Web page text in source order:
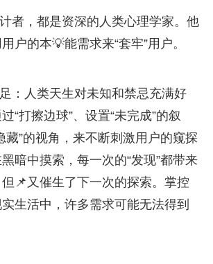
者，都是资深的人类心理学家。他
户的本💡能需求来“套牢”用户。
：人类天生对未知和禁忌充满好
“打擦边球”、设置“未完成”的叙
藏”的视角，来不断刺激用户的窥探
暗中摸索，每一次的“发现”都带来
📌又催生了下一次的探索。掌控
生活中，许多需求可能无法得到